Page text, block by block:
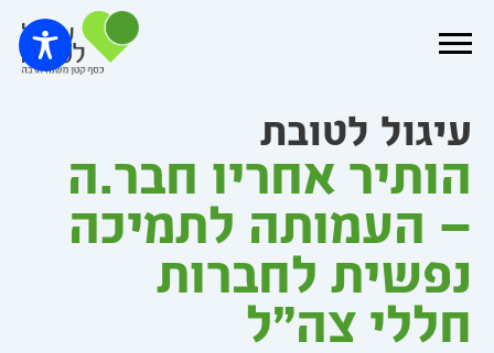
עיגול לטובת
הותיר אחריו חבר.ה
– העמותה לתמיכה
נפשית לחברות
חללי צה"ל